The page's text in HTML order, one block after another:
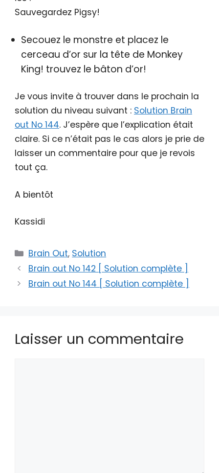
Sauvegardez Pigsy!
Secouez le monstre et placez le
cerceau d’or sur la tête de Monkey
King! trouvez le bâton d’or!
Je vous invite à trouver dans le prochain la
solution du niveau suivant : Solution Brain
out No 144. J’espère que l’explication était
claire. Si ce n’était pas le cas alors je prie de
laisser un commentaire pour que je revois
tout ça.
A bientôt
Kassidi
Catégories
Brain Out, Solution
Brain out No 142 [ Solution complète ]
Brain out No 144 [ Solution complète ]
Laisser un commentaire